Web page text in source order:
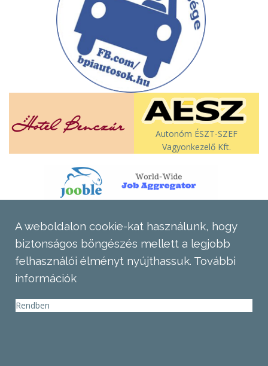
Autonóm ÉSZT-SZEF
Vagyonkezelő Kft.
A weboldalon cookie-kat használunk, hogy
biztonságos böngészés mellett a legjobb
felhasználói élményt nyújthassuk. További
információk
Rendben